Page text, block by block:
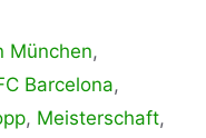
München,
Barcelona,
, Meisterschaft,